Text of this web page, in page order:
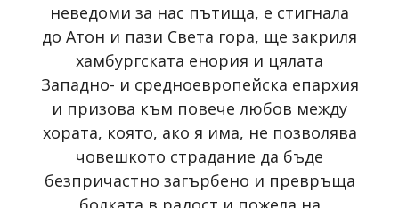
неведоми за нас пътища, е стигнала
до Атон и пази Света гора, ще закриля
хамбургската енория и цялата
Западно- и средноевропейска епархия
и призова към повече любов между
хората, която, ако я има, не позволява
човешкото страдание да бъде
безпричастно загърбено и превръща